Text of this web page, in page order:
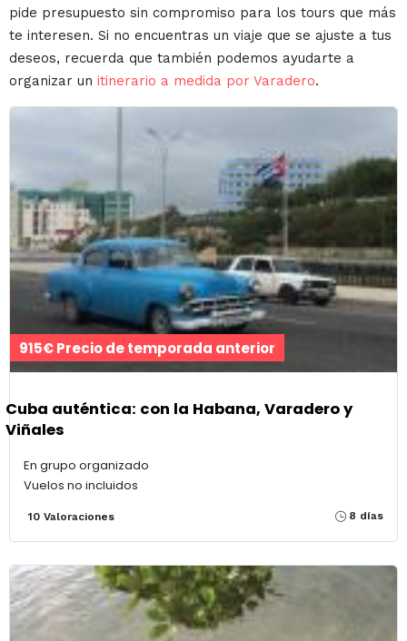
pide presupuesto sin compromiso para los tours que más
te interesen. Si no encuentras un viaje que se ajuste a tus
deseos, recuerda que también podemos ayudarte a
organizar un itinerario a medida por Varadero.
915€ Precio de temporada anterior
Cuba auténtica: con la Habana, Varadero y
Viñales
En grupo organizado
Vuelos no incluidos
10 Valoraciones 8 días